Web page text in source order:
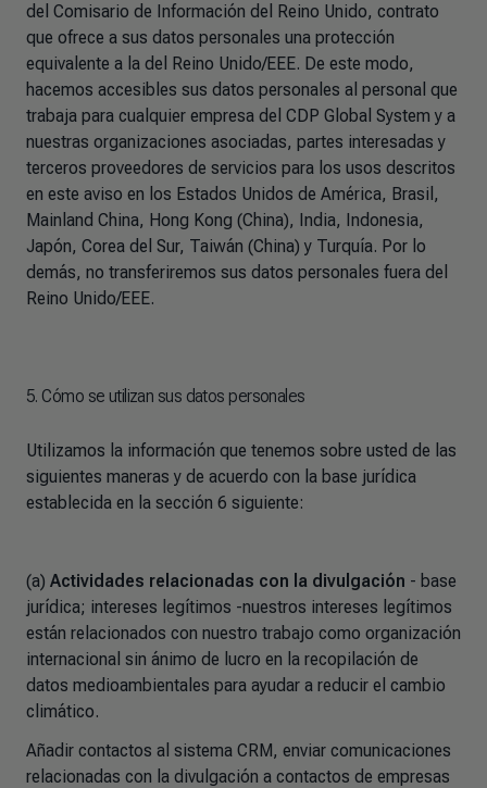
del Comisario de Información del Reino Unido, contrato
que ofrece a sus datos personales una protección
equivalente a la del Reino Unido/EEE. De este modo,
hacemos accesibles sus datos personales al personal que
trabaja para cualquier empresa del CDP Global System y a
nuestras organizaciones asociadas, partes interesadas y
terceros proveedores de servicios para los usos descritos
en este aviso en los Estados Unidos de América, Brasil,
Mainland China, Hong Kong (China), India, Indonesia,
Japón, Corea del Sur, Taiwán (China) y Turquía. Por lo
demás, no transferiremos sus datos personales fuera del
Reino Unido/EEE.
5. Cómo se utilizan sus datos personales
Utilizamos la información que tenemos sobre usted de las
siguientes maneras y de acuerdo con la base jurídica
establecida en la sección 6 siguiente:
(a) Actividades relacionadas con la divulgación - base
jurídica; intereses legítimos -nuestros intereses legítimos
están relacionados con nuestro trabajo como organización
internacional sin ánimo de lucro en la recopilación de
datos medioambientales para ayudar a reducir el cambio
climático.
Añadir contactos al sistema CRM, enviar comunicaciones
relacionadas con la divulgación a contactos de empresas